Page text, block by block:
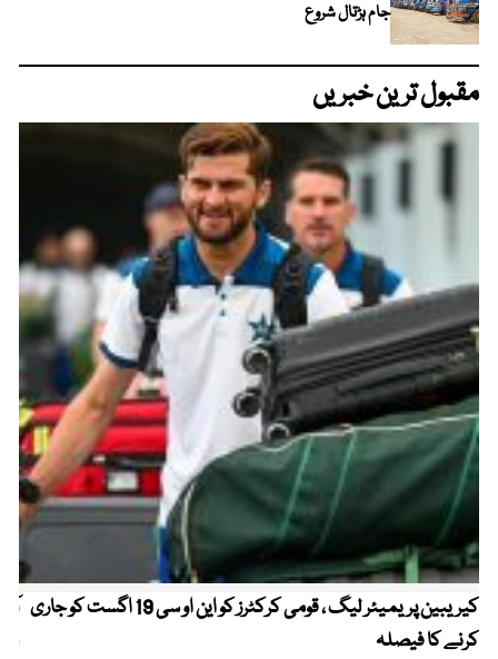
جام ہڑتال شروع
مقبول ترین خبریں
کیریبین پریمیئر لیگ ، قومی کرکٹرز کو این او سی 19 اگست کو جاری
کرنے کا فیصلہ